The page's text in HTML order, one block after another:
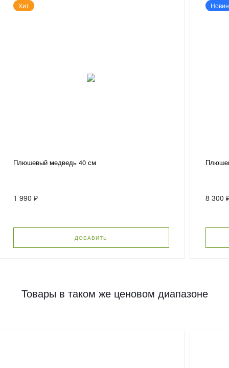
Хит
Плюшевый медведь 40 см
1 990 ₽
ДОБАВИТЬ
8 300
Товары в таком же ценовом диапазоне